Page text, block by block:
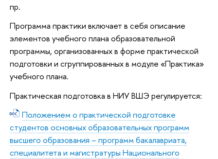
пр.
Программа практики включает в себя описание
элементов учебного плана образовательной
программы, организованных в форме практической
подготовки и сгруппированных в модуле «Практика»
учебного плана.
Практическая подготовка в НИУ ВШЭ регулируется:
Положением о практической подготовке
студентов основных образовательных программ
высшего образования – программ бакалавриата,
специалитета и магистратуры Национального